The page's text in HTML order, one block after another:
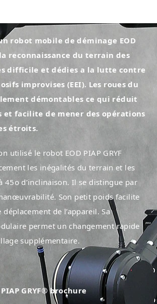
robot mobile de déminage EOD
reconnaissance du terrain des
difficile et dédies a la lutte contre
improvises (EEI). Les roues du
démontables ce qui réduit
et facilite de mener des opérations
étroits.
utilisé le robot EOD PIAP GRYF
les inégalités du terrain et les
45o d’inclinaison. Il se distingue par
Son petit poids facilite
de l’appareil. Sa
permet un changement rapide
supplémentaire.
PIAP GRYF® brochure